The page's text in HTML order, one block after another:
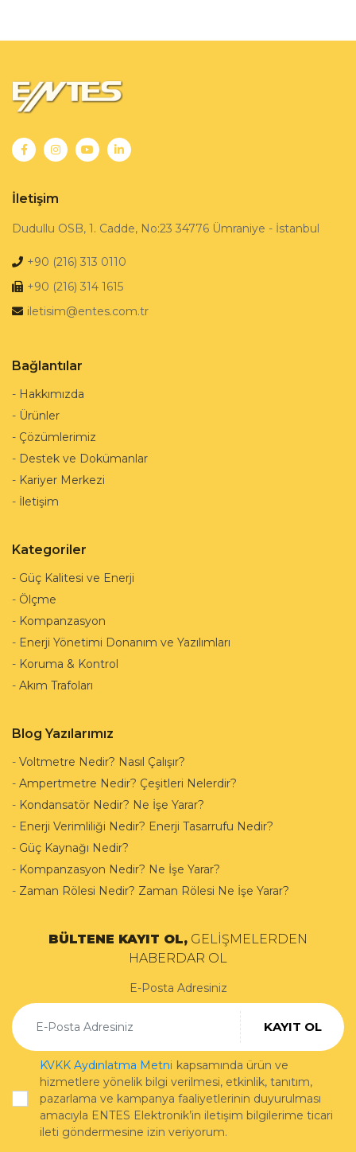
İletişim
Dudullu OSB, 1. Cadde, No:23 34776 Ümraniye - İstanbul
+90 (216) 313 0110
+90 (216) 314 1615
iletisim@entes.com.tr
Bağlantılar
- Hakkımızda
- Ürünler
- Çözümlerimiz
- Destek ve Dokümanlar
- Kariyer Merkezi
- İletişim
Kategoriler
- Güç Kalitesi ve Enerji
- Ölçme
- Kompanzasyon
- Enerji Yönetimi Donanım ve Yazılımları
- Koruma & Kontrol
- Akım Trafoları
Blog Yazılarımız
- Voltmetre Nedir? Nasıl Çalışır?
- Ampertmetre Nedir? Çeşitleri Nelerdir?
- Kondansatör Nedir? Ne İşe Yarar?
- Enerji Verimliliği Nedir? Enerji Tasarrufu Nedir?
- Güç Kaynağı Nedir?
- Kompanzasyon Nedir? Ne İşe Yarar?
- Zaman Rölesi Nedir? Zaman Rölesi Ne İşe Yarar?
BÜLTENE KAYIT OL, GELİŞMELERDEN
HABERDAR OL
E-Posta Adresiniz
KAYIT OL
KVKK Aydınlatma Metni kapsamında ürün ve
hizmetlere yönelik bilgi verilmesi, etkinlik, tanıtım,
pazarlama ve kampanya faaliyetlerinin duyurulması
amacıyla ENTES Elektronik’in iletişim bilgilerime ticari
ileti göndermesine izin veriyorum.